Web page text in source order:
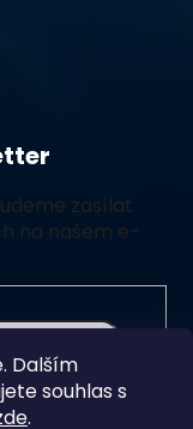
Dalším
souhlas s
.
zasílat
na našem e-
ochrany